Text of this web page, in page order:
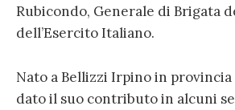
Rubicondo, Generale di Brigata
dell’Esercito Italiano.
Nato a Bellizzi Irpino in
dato il suo contributo in alcuni